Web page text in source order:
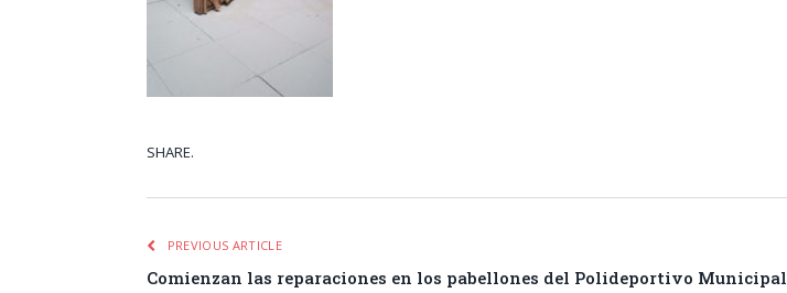
SHARE.
PREVIOUS ARTICLE
Comienzan las reparaciones en los pabellones del Polideportivo Municipal